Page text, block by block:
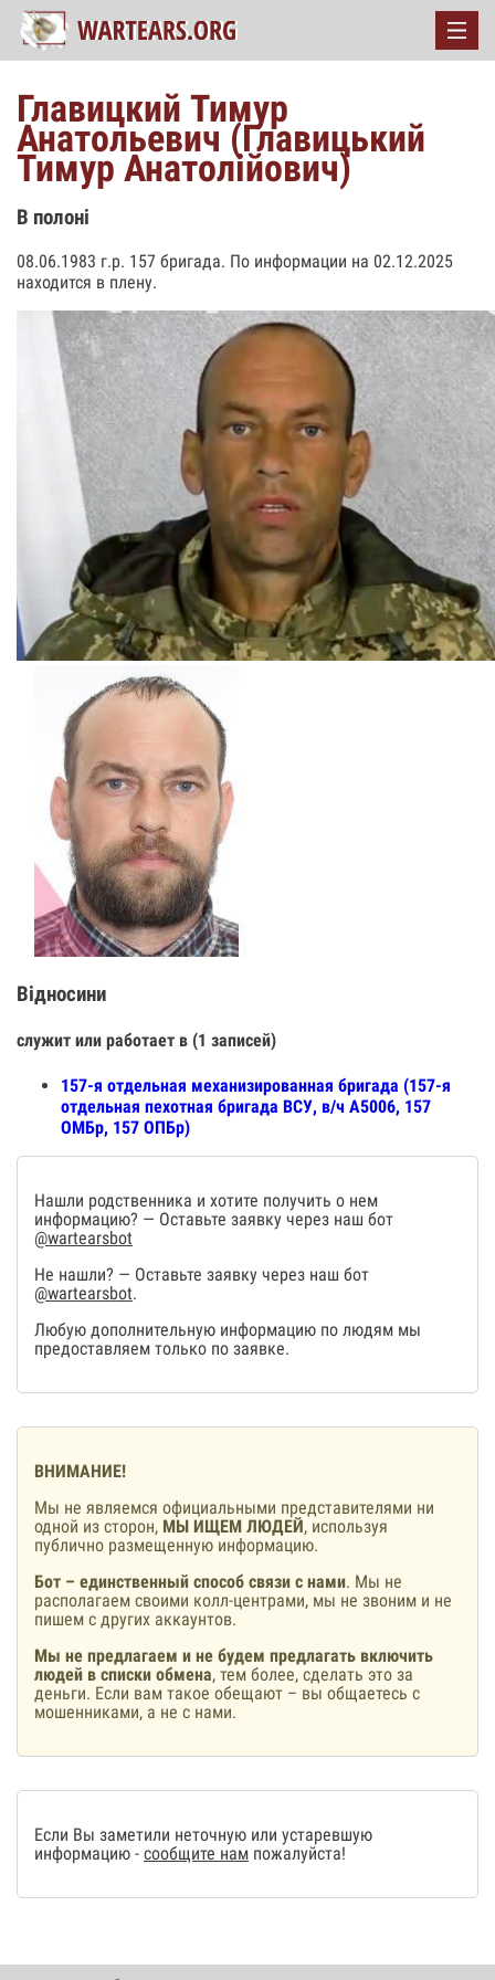
Главицкий Тимур
Анатольевич (Главицький
Тимур Анатолійович)
В полоні
08.06.1983 г.р. 157 бригада. По информации на 02.12.2025
находится в плену.
Відносини
служит или работает в (1 записей)
157-я отдельная механизированная бригада (157-я
отдельная пехотная бригада ВСУ, в/ч А5006, 157
ОМБр, 157 ОПБр)
Нашли родственника и хотите получить о нем
информацию? — Оставьте заявку через наш бот
@wartearsbot
Не нашли? — Оставьте заявку через наш бот
@wartearsbot.
Любую дополнительную информацию по людям мы
предоставляем только по заявке.
ВНИМАНИЕ!
Мы не являемся официальными представителями ни
одной из сторон, МЫ ИЩЕМ ЛЮДЕЙ, используя
публично размещенную информацию.
Бот – единственный способ связи с нами. Мы не
располагаем своими колл-центрами, мы не звоним и не
пишем с других аккаунтов.
Мы не предлагаем и не будем предлагать включить
людей в списки обмена, тем более, сделать это за
деньги. Если вам такое обещают – вы общаетесь с
мошенниками, а не с нами.
Если Вы заметили неточную или устаревшую
информацию - сообщите нам пожалуйста!